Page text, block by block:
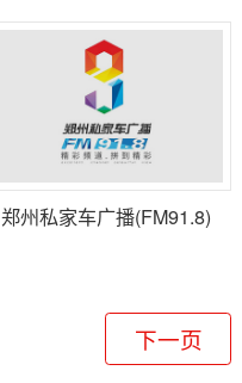
郑州私家车广播(FM91.8)
下一页